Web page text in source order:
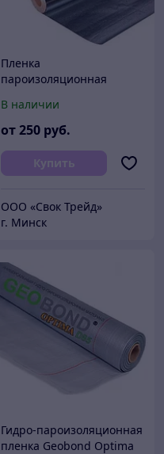
Пленка
пароизоляционная
(Польша)
В наличии
от250 руб.
Купить
ООО «Свок Трейд»
г. Минск
Гидро-пароизоляционная
пленка Geobond Optima